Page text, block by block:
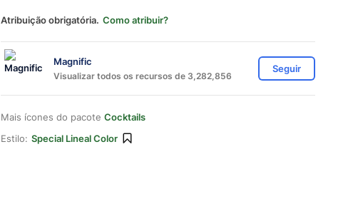
Atribuição obrigatória. Como atribuir?
Magnific
Visualizar todos os recursos de 3,282,856
Seguir
Mais ícones do pacote Cocktails
Estilo: Special Lineal Color